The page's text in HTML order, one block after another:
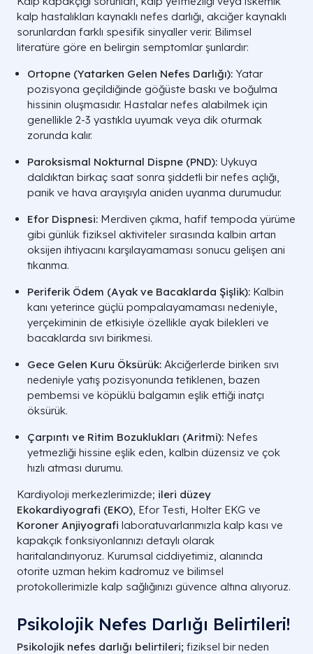
kalp hastalıkları kaynaklı nefes darlığı, akciğer kaynaklı
sorunlardan farklı spesifik sinyaller verir. Bilimsel
literatüre göre en belirgin semptomlar şunlardır:
Ortopne (Yatarken Gelen Nefes Darlığı): Yatar
pozisyona geçildiğinde göğüste baskı ve boğulma
hissinin oluşmasıdır. Hastalar nefes alabilmek için
genellikle 2-3 yastıkla uyumak veya dik oturmak
zorunda kalır.
Paroksismal Nokturnal Dispne (PND): Uykuya
daldıktan birkaç saat sonra şiddetli bir nefes açlığı,
panik ve hava arayışıyla aniden uyanma durumudur.
Efor Dispnesi: Merdiven çıkma, hafif tempoda yürüme
gibi günlük fiziksel aktiviteler sırasında kalbin artan
oksijen ihtiyacını karşılayamaması sonucu gelişen ani
tıkanma.
Periferik Ödem (Ayak ve Bacaklarda Şişlik): Kalbin
kanı yeterince güçlü pompalayamaması nedeniyle,
yerçekiminin de etkisiyle özellikle ayak bilekleri ve
bacaklarda sıvı birikmesi.
Gece Gelen Kuru Öksürük: Akciğerlerde biriken sıvı
nedeniyle yatış pozisyonunda tetiklenen, bazen
pembemsi ve köpüklü balgamın eşlik ettiği inatçı
öksürük.
Çarpıntı ve Ritim Bozuklukları (Aritmi): Nefes
yetmezliği hissine eşlik eden, kalbin düzensiz ve çok
hızlı atması durumu.
Kardiyoloji merkezlerimizde; ileri düzey
Ekokardiyografi (EKO), Efor Testi, Holter EKG ve
Koroner Anjiyografi laboratuvarlarımızla kalp kası ve
kapakçık fonksiyonlarınızı detaylı olarak
haritalandırıyoruz. Kurumsal ciddiyetimiz, alanında
otorite uzman hekim kadromuz ve bilimsel
protokollerimizle kalp sağlığınızı güvence altına alıyoruz.
Psikolojik Nefes Darlığı Belirtileri!
Psikolojik nefes darlığı belirtileri; fiziksel bir neden